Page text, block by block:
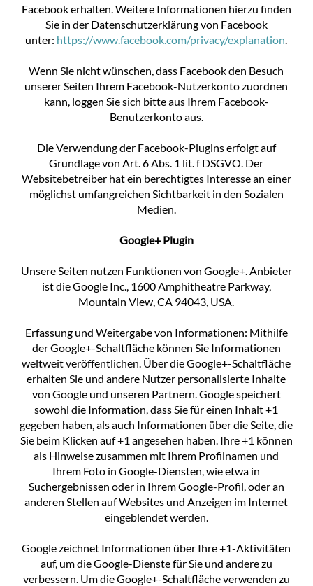
Facebook erhalten. Weitere Informationen hierzu finden
Sie in der Datenschutzerklärung von Facebook
unter: https://www.facebook.com/privacy/explanation.
Wenn Sie nicht wünschen, dass Facebook den Besuch
unserer Seiten Ihrem Facebook-Nutzerkonto zuordnen
kann, loggen Sie sich bitte aus Ihrem Facebook-
Benutzerkonto aus.
Die Verwendung der Facebook-Plugins erfolgt auf
Grundlage von Art. 6 Abs. 1 lit. f DSGVO. Der
Websitebetreiber hat ein berechtigtes Interesse an einer
möglichst umfangreichen Sichtbarkeit in den Sozialen
Medien.
Google+ Plugin
Unsere Seiten nutzen Funktionen von Google+. Anbieter
ist die Google Inc., 1600 Amphitheatre Parkway,
Mountain View, CA 94043, USA.
Erfassung und Weitergabe von Informationen: Mithilfe
der Google+-Schaltfläche können Sie Informationen
weltweit veröffentlichen. Über die Google+-Schaltfläche
erhalten Sie und andere Nutzer personalisierte Inhalte
von Google und unseren Partnern. Google speichert
sowohl die Information, dass Sie für einen Inhalt +1
gegeben haben, als auch Informationen über die Seite, die
Sie beim Klicken auf +1 angesehen haben. Ihre +1 können
als Hinweise zusammen mit Ihrem Profilnamen und
Ihrem Foto in Google-Diensten, wie etwa in
Suchergebnissen oder in Ihrem Google-Profil, oder an
anderen Stellen auf Websites und Anzeigen im Internet
eingeblendet werden.
Google zeichnet Informationen über Ihre +1-Aktivitäten
auf, um die Google-Dienste für Sie und andere zu
verbessern. Um die Google+-Schaltfläche verwenden zu